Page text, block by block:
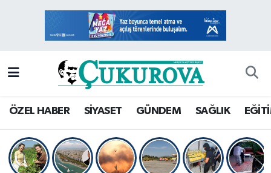
ÖZEL HABER SİYASET GÜNDEM SAĞLIK
Mersin Hava Durumu
Mersin Namaz Vakitleri
Mersin Trafik Yoğunluk Haritası
Süper Lig Puan Durumu ve Fikstür